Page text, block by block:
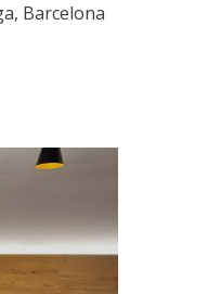
Barcelona